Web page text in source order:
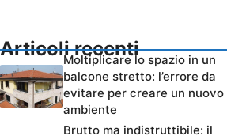
Articoli recenti
Moltiplicare lo spazio in un
balcone stretto: l’errore da
evitare per creare un nuovo
ambiente
Brutto ma indistruttibile: il